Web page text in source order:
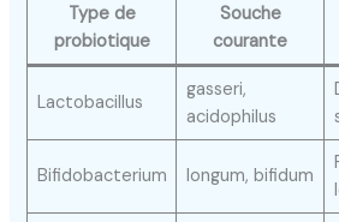
Type de
probiotique
Souche
courante
Lactobacillus
gasseri,
acidophilus
Bifidobacterium longum, bifidum